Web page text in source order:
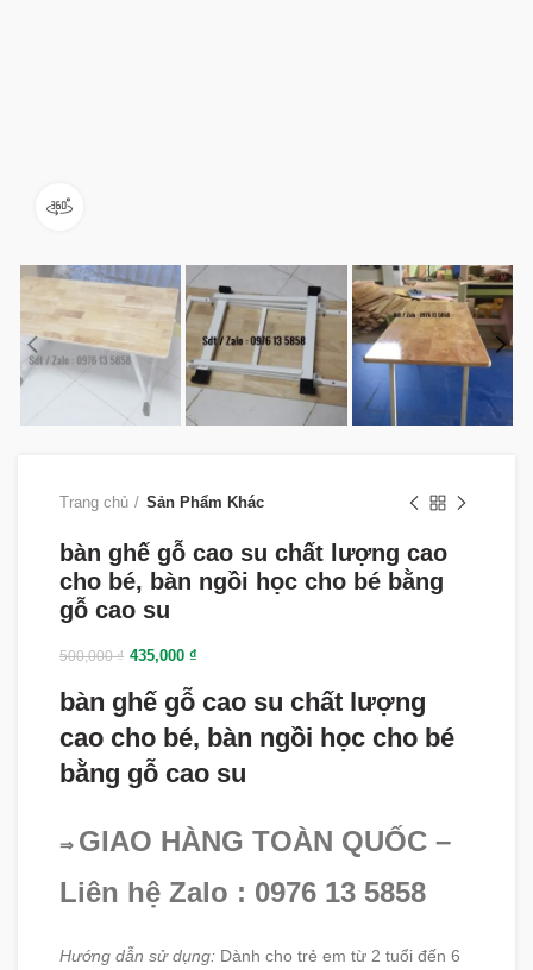
Trang chủ Sản Phẩm Khác
bàn ghế gỗ cao su chất lượng cao
cho bé, bàn ngồi học cho bé bằng
gỗ cao su
500,000₫ 435,000 ₫
bàn ghế gỗ cao su chất lượng
cao cho bé, bàn ngồi học cho bé
bằng gỗ cao su
⇒ GIAO HÀNG TOÀN QUỐC –
Liên hệ Zalo : 0976 13 5858
Hướng dẫn sử dụng: Dành cho trẻ em từ 2 tuổi đến 6